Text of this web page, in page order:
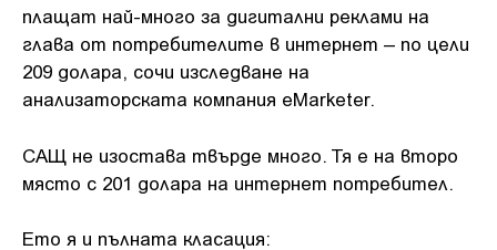
плащат най-много за дигитални реклами на
глава от потребителите в интернет – по цели
209 долара, сочи изследване на
анализаторската компания eMarketer.
САЩ не изостава твърде много. Тя е на второ
място с 201 долара на интернет потребител.
Ето я и пълната класация: